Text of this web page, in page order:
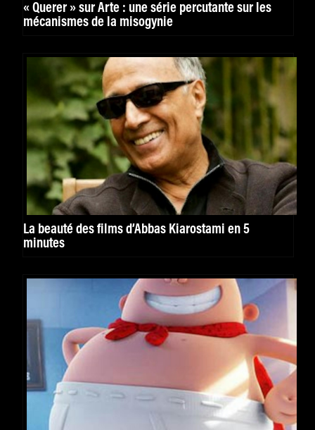
« Querer » sur Arte : une série percutante sur les
mécanismes de la misogynie
La beauté des films d’Abbas Kiarostami en 5
minutes